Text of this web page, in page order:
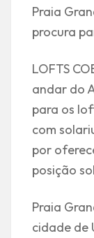
Praia
procura
LOFTS
andar do
para os
com
por
posição
Praia
cidade de